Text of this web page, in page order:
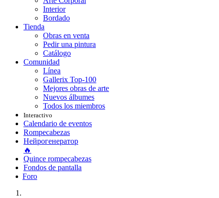
Interior
Bordado
Tienda
Obras en venta
Pedir una pintura
Catálogo
Comunidad
Línea
Gallerix Top-100
Mejores obras de arte
Nuevos álbumes
Todos los miembros
Interactivo
Calendario de eventos
Rompecabezas
Нейрогенератор
🔥
Quince rompecabezas
Fondos de pantalla
Foro